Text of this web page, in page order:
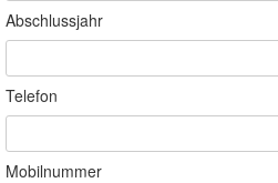
Abschlussjahr
Telefon
Mobilnummer